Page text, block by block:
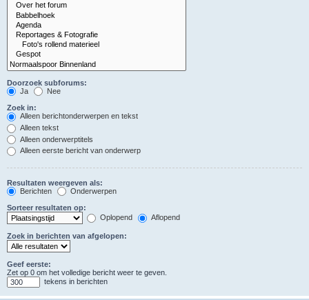
Doorzoek subforums:
Ja
Nee
Zoek in:
Alleen berichtonderwerpen en tekst
Alleen tekst
Alleen onderwerptitels
Alleen eerste bericht van onderwerp
Resultaten weergeven als:
Berichten
Onderwerpen
Sorteer resultaten op:
Oplopend
Aflopend
Zoek in berichten van afgelopen:
Geef eerste:
Zet op 0 om het volledige bericht weer te geven.
tekens in berichten